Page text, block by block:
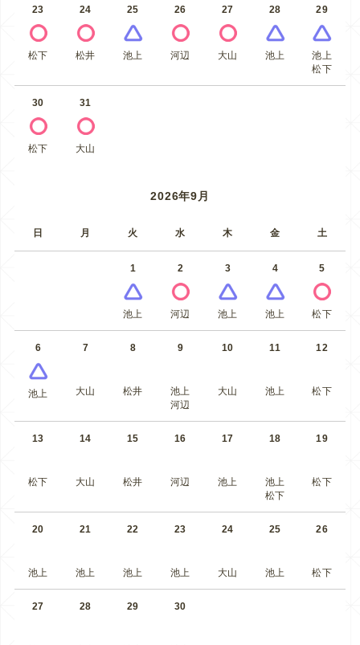
23
松下
24
松井
25
池上
26
河辺
27
大山
28
池上
29
池上
松下
30
松下
31
大山
2026年9月
日 月 火 水 木 金 土
1
池上
2
河辺
3
池上
4
池上
5
松下
6
池上
7
大山
8
松井
9
池上
河辺
10
大山
11
池上
12
松下
13
松下
14
大山
15
松井
16
河辺
17
池上
18
池上
松下
19
松下
20
池上
21
池上
22
池上
23
池上
24
大山
25
池上
26
松下
27 28 29 30